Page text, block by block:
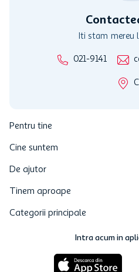
Iti stam mereu
021-9141
Pentru tine
Cine suntem
De ajutor
Tinem aproape
Categorii principale
Intra acum in